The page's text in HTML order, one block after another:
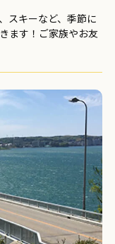
スキーなど、季節に
ます！ご家族やお友